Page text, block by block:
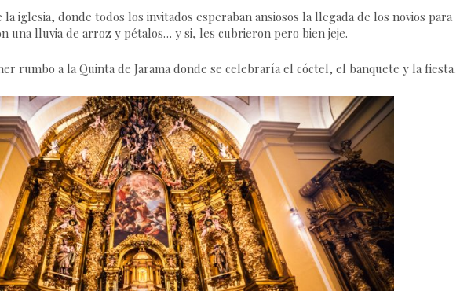
iglesia, donde todos los invitados esperaban ansiosos la llegada de los novios para
una lluvia de arroz y pétalos… y si, les cubrieron pero bien jeje.
rumbo a la Quinta de Jarama donde se celebraría el cóctel, el banquete y la fiesta.